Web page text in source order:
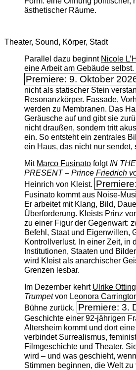
ästhetischer Räume.
Theater, Sound, Körper, Stadt
Parallel dazu beginnt Nicole
eine Arbeit am Gebäude selbst.
Premiere: 9. Oktober
nicht als statischer Stein
Resonanzkörper. Fassade,
werden zu Membranen. Das
Geräusche auf und gibt sie
nicht draußen, sondern tritt
ein. So entsteht ein zentrales
ein Haus, das nicht nur sendet,
Mit Marco FusinatofolgtIN
PRESENT – Prince Friedrich
Heinrich von Kleist.
Fusinato kommt aus Noise-
Er arbeitet mit Klang, Bild,
Überforderung. Kleists Prinz
zu einer Figur der Gegenwart:
Befehl, Staat und Eigenwillen,
Kontrollverlust. In einer Zeit, in
Institutionen, Staaten und
wird Kleist als anarchischer
Grenzen lesbar.
Im Dezember kehrt Ulrike
Trumpetvon Leonora
Bühne zurück. Premiere: 3.
Geschichte einer 92-jährigen
Altersheim kommt und dort
verbindet Surrealismus,
Filmgeschichte und Theater.
wird – und was geschieht,
Stimmen beginnen, die Welt zu